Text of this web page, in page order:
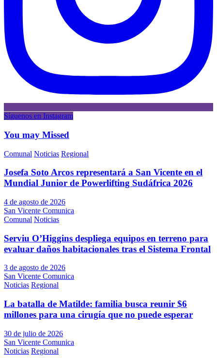
Síguenos en Instagram
You may Missed
Comunal Noticias Regional
Josefa Soto Arcos representará a San Vicente en el
Mundial Junior de Powerlifting Sudáfrica 2026
4 de agosto de 2026
San Vicente Comunica
Comunal Noticias
Serviu O’Higgins despliega equipos en terreno para
evaluar daños habitacionales tras el Sistema Frontal
3 de agosto de 2026
San Vicente Comunica
Noticias Regional
La batalla de Matilde: familia busca reunir $6
millones para una cirugía que no puede esperar
30 de julio de 2026
San Vicente Comunica
Noticias Regional